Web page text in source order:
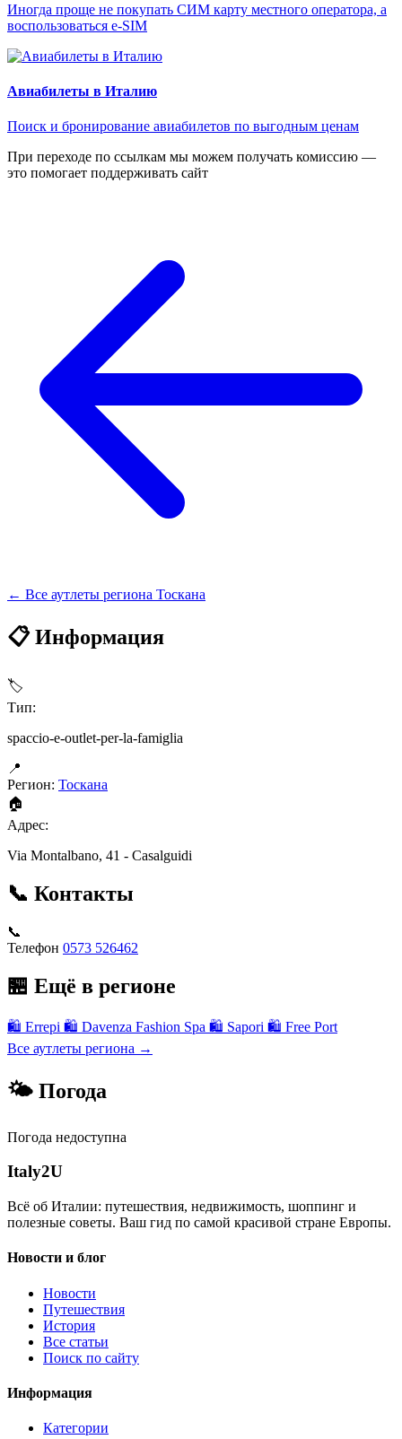
Иногда проще не покупать СИМ карту местного оператора, а
воспользоваться e-SIM
Авиабилеты в Италию
Поиск и бронирование авиабилетов по выгодным ценам
При переходе по ссылкам мы можем получать комиссию —
это помогает поддерживать сайт
← Все аутлеты региона Тоскана
📋 Информация
🏷
Тип:
spaccio-e-outlet-per-la-famiglia
📍
Регион: Тоскана
🏠
Адрес:
Via Montalbano, 41 - Casalguidi
📞 Контакты
📞
Телефон 0573 526462
🏪 Ещё в регионе
🛍 Errepi 🛍 Davenza Fashion Spa 🛍 Sapori 🛍 Free Port
Все аутлеты региона →
🌤 Погода
Погода недоступна
Italy2U
Всё об Италии: путешествия, недвижимость, шоппинг и
полезные советы. Ваш гид по самой красивой стране Европы.
Новости и блог
Новости
Путешествия
История
Все статьи
Поиск по сайту
Информация
Категории